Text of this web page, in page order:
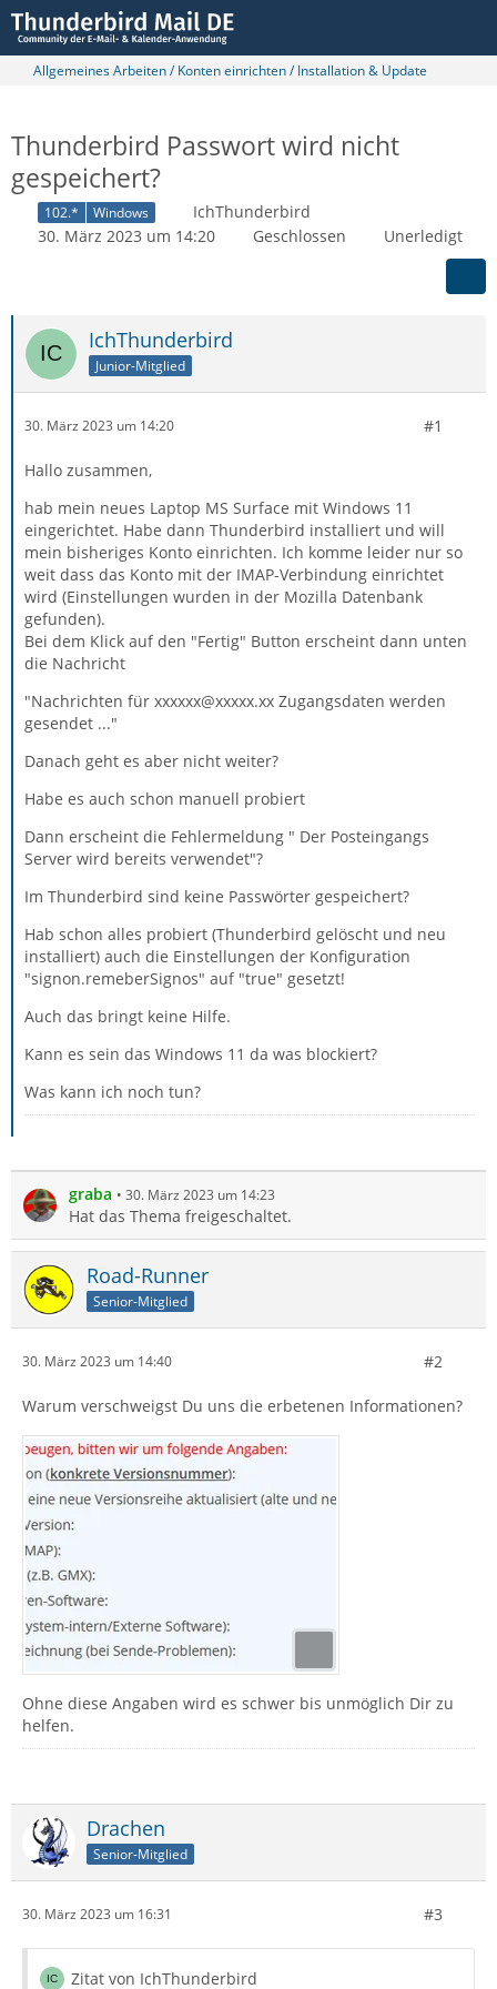
Allgemeines Arbeiten / Konten einrichten / Installation & Update
Thunderbird Passwort wird nicht
gespeichert?
102.* Windows
IchThunderbird
30. März 2023 um 14:20
Geschlossen Unerledigt
IchThunderbird
Junior-Mitglied
30. März 2023 um 14:20 #1
Hallo zusammen,
hab mein neues Laptop MS Surface mit Windows 11
eingerichtet. Habe dann Thunderbird installiert und will
mein bisheriges Konto einrichten. Ich komme leider nur so
weit dass das Konto mit der IMAP-Verbindung einrichtet
wird (Einstellungen wurden in der Mozilla Datenbank
gefunden).
Bei dem Klick auf den "Fertig" Button erscheint dann unten
die Nachricht
"Nachrichten für xxxxxx@xxxxx.xx Zugangsdaten werden
gesendet ..."
Danach geht es aber nicht weiter?
Habe es auch schon manuell probiert
Dann erscheint die Fehlermeldung " Der Posteingangs
Server wird bereits verwendet"?
Im Thunderbird sind keine Passwörter gespeichert?
Hab schon alles probiert (Thunderbird gelöscht und neu
installiert) auch die Einstellungen der Konfiguration
"signon.remeberSignos" auf "true" gesetzt!
Auch das bringt keine Hilfe.
Kann es sein das Windows 11 da was blockiert?
Was kann ich noch tun?
graba 30. März 2023 um 14:23
Hat das Thema freigeschaltet.
Road-Runner
Senior-Mitglied
30. März 2023 um 14:40 #2
Warum verschweigst Du uns die erbetenen Informationen?
Ohne diese Angaben wird es schwer bis unmöglich Dir zu
helfen.
Drachen
Senior-Mitglied
30. März 2023 um 16:31 #3
Zitat von IchThunderbird